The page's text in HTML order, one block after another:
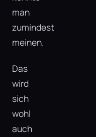
man
zumindest
meinen.
Das
wird
sich
wohl
auch